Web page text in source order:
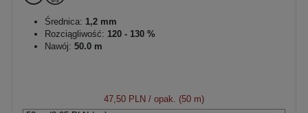
Średnica: 1,2 mm
Rozciągliwość: 120 - 130 %
Nawój: 50.0 m
47,50 PLN / opak. (50 m)